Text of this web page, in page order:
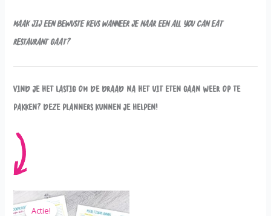
Maak jij een bewuste keus wanneer je naar een all you can eat
restaurant gaat?
Vind je het lastig om de draad na het uit eten gaan weer op te
pakken? Deze planners kunnen je helpen!
Actie!